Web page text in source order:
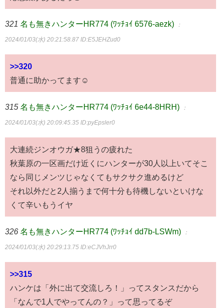
321 名も無きハンターHR774 (ﾜｯﾁｮｲ 6576-aezk) ：
2024/01/03(水) 20:21:58.87 ID:E5JEHZud0
>>320
普通に助かってます☺
315 名も無きハンターHR774 (ﾜｯﾁｮｲ 6e44-8HRH) ：
2024/01/03(水) 20:09:45.35 ID:pyEpsler0
大連続ジンオウガ★8狙うの疲れた
秋葉原の一区画だけ近くにハンターが30人以上いてそこ
なら同じメンツじゃなくてもサクサク進めるけど
それ以外だと2人揃うまで何十分も待機しないといけな
くて辛いもうイヤ
326 名も無きハンターHR774 (ﾜｯﾁｮｲ dd7b-LSWm) ：
2024/01/03(水) 20:29:13.75 ID:eCJVhJrr0
>>315
ハンケは「外に出て交流しろ！」ってスタンスだから
「なんで1人でやってんの？」って思ってるぞ